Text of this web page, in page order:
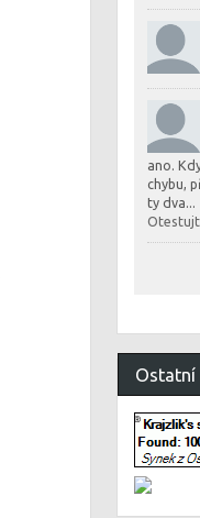
ano.
chybu,
ty dva...
Ostatní